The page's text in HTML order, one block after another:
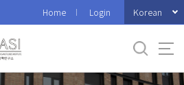
Home Login Korean